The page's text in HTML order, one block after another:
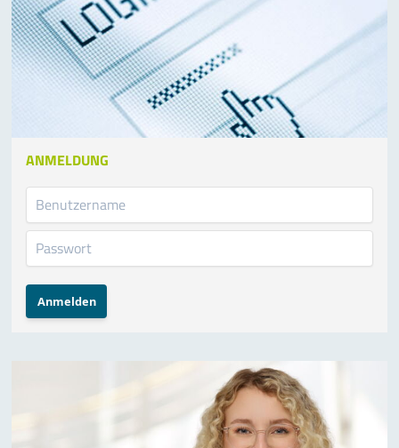
ANMELDUNG
Anmelden